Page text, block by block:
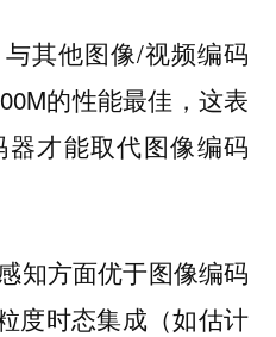
其他图像/视频编码
的性能最佳，这表
才能取代图像编码
知方面优于图像编码
度时态集成（如估计